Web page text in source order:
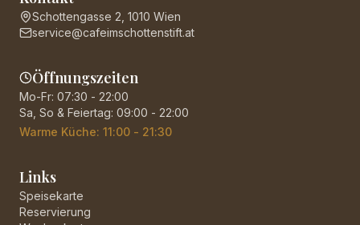
Schottengasse 2, 1010 Wien
service@cafeimschottenstift.at
Öffnungszeiten
Mo-Fr: 07:30 - 22:00
Sa, So & Feiertag: 09:00 - 22:00
Warme Küche: 11:00 - 21:30
Links
Speisekarte
Reservierung